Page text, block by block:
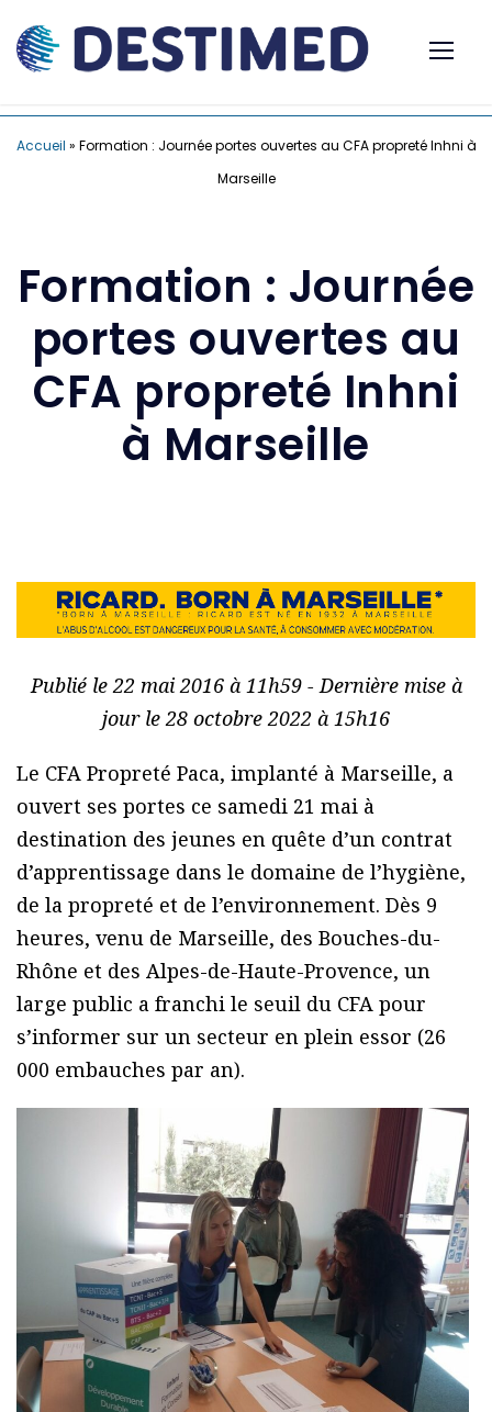
Accueil » Formation : Journée portes ouvertes au CFA propreté Inhni à
Marseille
Formation : Journée
portes ouvertes au
CFA propreté Inhni
à Marseille
Publié le 22 mai 2016 à 11h59 - Dernière mise à
jour le 28 octobre 2022 à 15h16
Le CFA Propreté Paca, implanté à Marseille, a
ouvert ses portes ce samedi 21 mai à
destination des jeunes en quête d’un contrat
d’apprentissage dans le domaine de l’hygiène,
de la propreté et de l’environnement. Dès 9
heures, venu de Marseille, des Bouches-du-
Rhône et des Alpes-de-Haute-Provence, un
large public a franchi le seuil du CFA pour
s’informer sur un secteur en plein essor (26
000 embauches par an).